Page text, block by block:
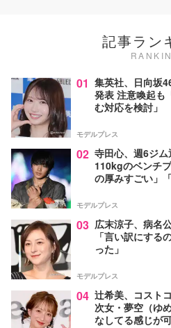
記事ラン
01 集英社、日向坂
発表 注意喚起も
む対応を検討」
モデルプレス
02 寺田心、週6ジ
110kgのベンチ
の厚みすごい」
モデルプレス
03 広末涼子、病名
「言い訳にする
った」
モデルプレス
04 辻希美、コスト
次女・夢空（ゆ
なしてる感じが